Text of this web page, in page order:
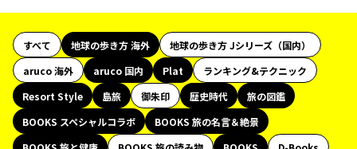
すべて 地球の歩き方 海外
地球の歩き方 Jシリーズ（国内）
aruco 海外
aruco 国内 Plat
ランキング&テクニック
Resort Style
島旅 御朱印 歴史時代
旅の図鑑
BOOKS スペシャルコラボ
BOOKS 旅の名言＆絶景